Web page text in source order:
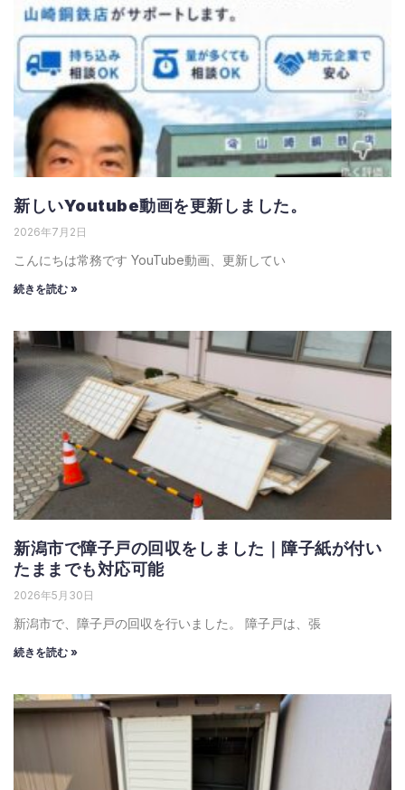
新しいYoutube動画を更新しました。
2026年7月2日
こんにちは常務です YouTube動画、更新してい
続きを読む »
新潟市で障子戸の回収をしました｜障子紙が付い
たままでも対応可能
2026年5月30日
新潟市で、障子戸の回収を行いました。 障子戸は、張
続きを読む »